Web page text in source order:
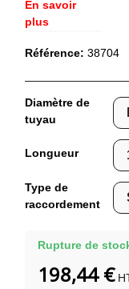
En savoir
plus
Référence: 38704
Diamètre de
tuyau
Longueur
Type de
raccordement
Rupture de
198,44 €